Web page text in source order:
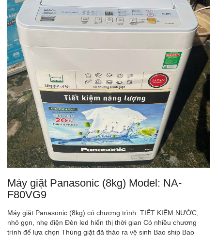
Máy giặt Panasonic (8kg) Model: NA-
F80VG9
Máy giặt Panasonic (8kg) có chương trình: TIẾT KIỆM NƯỚC,
nhỏ gọn, nhẹ điện Đèn led hiển thị thời gian Có nhiều chương
trình để lựa chọn Thùng giặt đã tháo ra vệ sinh Bao ship Bao